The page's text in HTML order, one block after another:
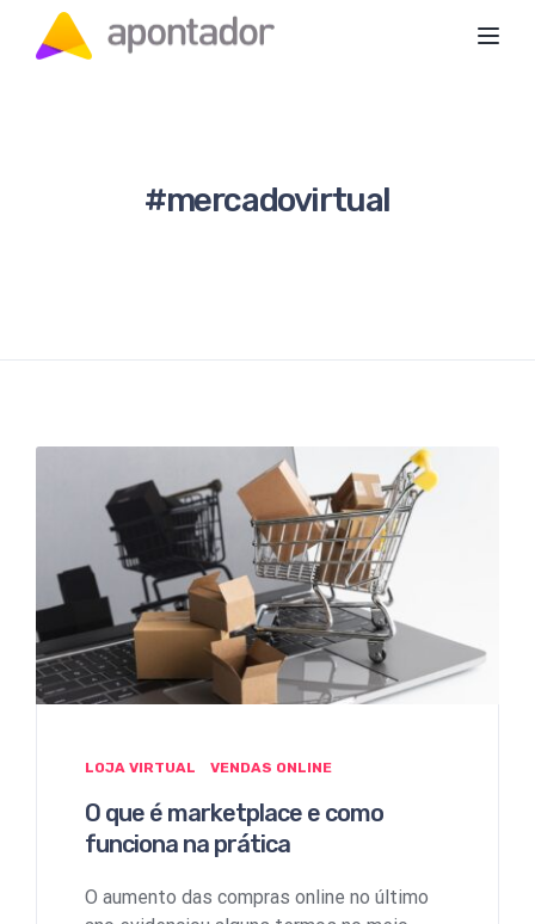
#mercadovirtual
LOJA VIRTUAL VENDAS ONLINE
O que é marketplace e como
funciona na prática
O aumento das compras online no último